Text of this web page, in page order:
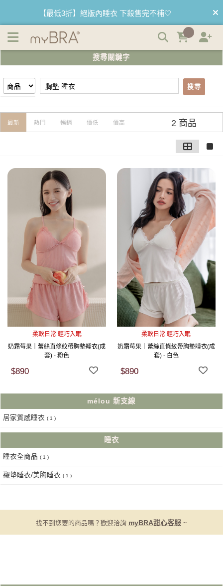
【最低3折】絕版內睡衣 下殺售完不補🤍
【優惠68折】內褲任選3件以上 1件$333👙
【買內衣免運費】台灣滿1200運費0元🚛
【首購優惠】新客最高可折$150再免運❗
【夏日滿額贈】把衣物壓縮收納袋回家 🌞
搜尋關鍵字
搜尋
最新 熱門 暢銷 價低 價高 2 商品
柔軟日常 輕巧入眠
奶霜莓果｜蕾絲直條紋帶胸墊睡衣(成
套) - 粉色
$890
柔軟日常 輕巧入眠
奶霜莓果｜蕾絲直條紋帶胸墊睡衣(成
套) - 白色
$890
mélou 新支線
居家質感睡衣 ( 1 )
睡衣
睡衣全商品 ( 1 )
襯墊睡衣/美胸睡衣 ( 1 )
找不到您要的商品嗎？歡迎洽詢 myBRA甜心客服 ~